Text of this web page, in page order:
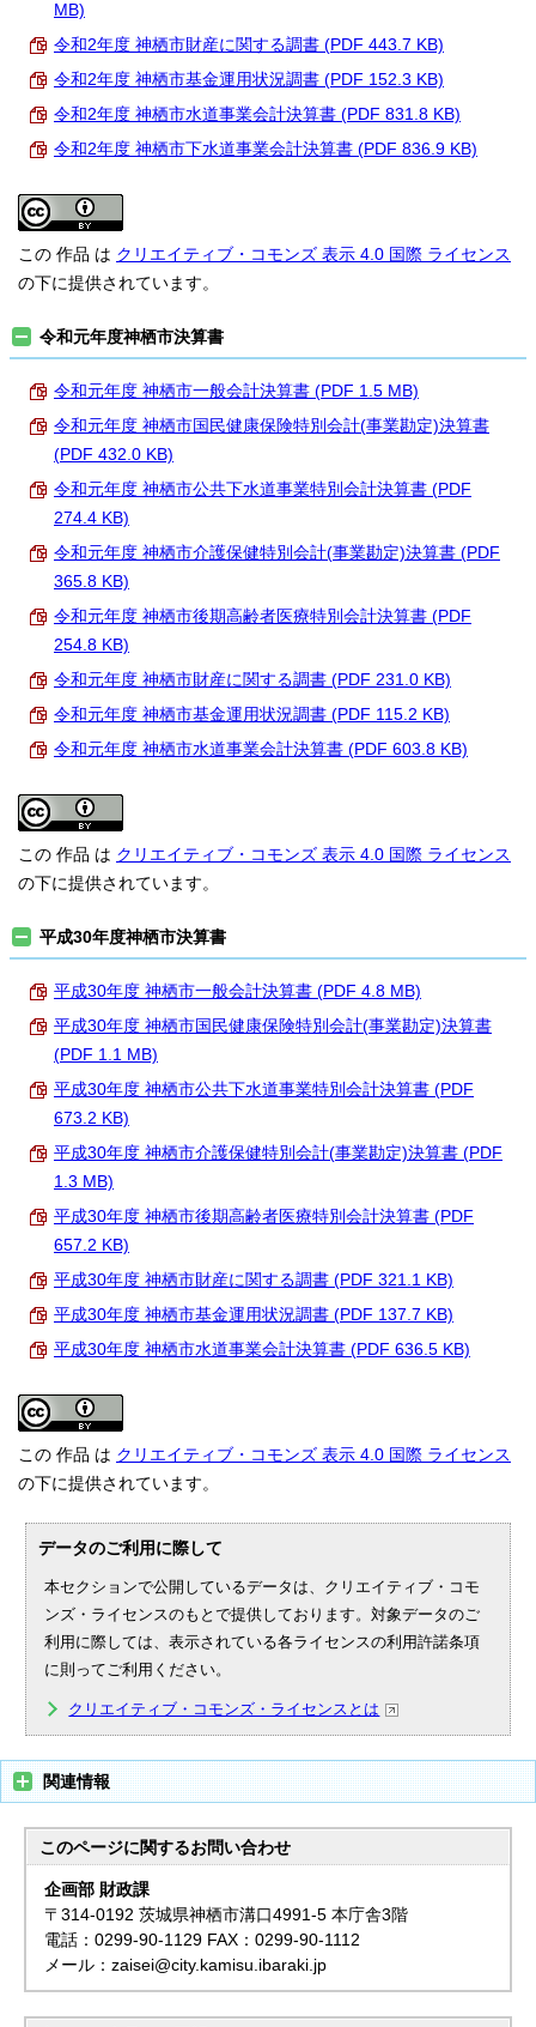
MB)
令和2年度 神栖市財産に関する調書 (PDF 443.7 KB)
令和2年度 神栖市基金運用状況調書 (PDF 152.3 KB)
令和2年度 神栖市水道事業会計決算書 (PDF 831.8 KB)
令和2年度 神栖市下水道事業会計決算書 (PDF 836.9 KB)
この 作品 は クリエイティブ・コモンズ 表示 4.0 国際 ライセンス
の下に提供されています。
令和元年度神栖市決算書
令和元年度 神栖市一般会計決算書 (PDF 1.5 MB)
令和元年度 神栖市国民健康保険特別会計(事業勘定)決算書
(PDF 432.0 KB)
令和元年度 神栖市公共下水道事業特別会計決算書 (PDF
274.4 KB)
令和元年度 神栖市介護保健特別会計(事業勘定)決算書 (PDF
365.8 KB)
令和元年度 神栖市後期高齢者医療特別会計決算書 (PDF
254.8 KB)
令和元年度 神栖市財産に関する調書 (PDF 231.0 KB)
令和元年度 神栖市基金運用状況調書 (PDF 115.2 KB)
令和元年度 神栖市水道事業会計決算書 (PDF 603.8 KB)
この 作品 は クリエイティブ・コモンズ 表示 4.0 国際 ライセンス
の下に提供されています。
平成30年度神栖市決算書
平成30年度 神栖市一般会計決算書 (PDF 4.8 MB)
平成30年度 神栖市国民健康保険特別会計(事業勘定)決算書
(PDF 1.1 MB)
平成30年度 神栖市公共下水道事業特別会計決算書 (PDF
673.2 KB)
平成30年度 神栖市介護保健特別会計(事業勘定)決算書 (PDF
1.3 MB)
平成30年度 神栖市後期高齢者医療特別会計決算書 (PDF
657.2 KB)
平成30年度 神栖市財産に関する調書 (PDF 321.1 KB)
平成30年度 神栖市基金運用状況調書 (PDF 137.7 KB)
平成30年度 神栖市水道事業会計決算書 (PDF 636.5 KB)
この 作品 は クリエイティブ・コモンズ 表示 4.0 国際 ライセンス
の下に提供されています。
データのご利用に際して
本セクションで公開しているデータは、クリエイティブ・コモ
ンズ・ライセンスのもとで提供しております。対象データのご
利用に際しては、表示されている各ライセンスの利用許諾条項
に則ってご利用ください。
クリエイティブ・コモンズ・ライセンスとは
関連情報
このページに関するお問い合わせ
企画部 財政課
〒314-0192 茨城県神栖市溝口4991-5 本庁舎3階
電話：0299-90-1129 FAX：0299-90-1112
メール：zaisei@city.kamisu.ibaraki.jp